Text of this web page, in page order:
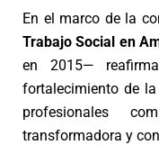
En el marco de la
Trabajo Social en
en 2015—
fortalecimiento de
profesionales
transformadora y